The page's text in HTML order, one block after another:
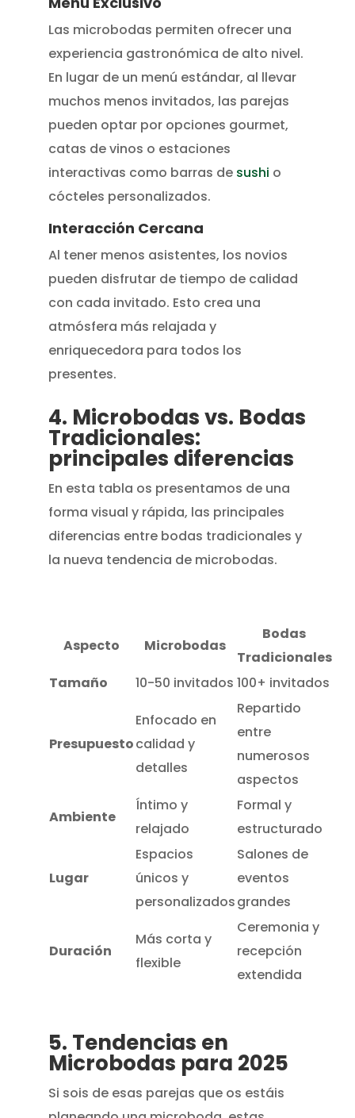
Las microbodas permiten ofrecer una
experiencia gastronómica de alto nivel.
En lugar de un menú estándar, al llevar
muchos menos invitados, las parejas
pueden optar por opciones gourmet,
catas de vinos o estaciones
interactivas como barras de sushi o
cócteles personalizados.
Interacción Cercana
Al tener menos asistentes, los novios
pueden disfrutar de tiempo de calidad
con cada invitado. Esto crea una
atmósfera más relajada y
enriquecedora para todos los
presentes.
4. Microbodas vs. Bodas
Tradicionales:
principales diferencias
En esta tabla os presentamos de una
forma visual y rápida, las principales
diferencias entre bodas tradicionales y
la nueva tendencia de microbodas.
Aspecto Microbodas
Bodas
Tradicionales
Tamaño
10-50 invitados 100+ invitados
Presupuesto
Enfocado en
calidad y
detalles
Repartido
entre
numerosos
aspectos
Ambiente
Íntimo y
relajado
Formal y
estructurado
Lugar
Espacios
únicos y
personalizados
Salones de
eventos
grandes
Duración
Más corta y
flexible
Ceremonia y
recepción
extendida
5. Tendencias en
Microbodas para 2025
Si sois de esas parejas que os estáis